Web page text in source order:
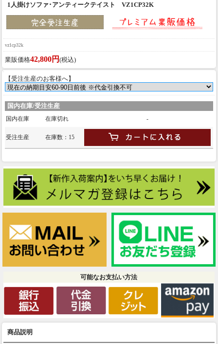
1人掛けソファ･アンティークテイスト VZ1CP32K
vz1cp32k
業販価格42,800円 (税込)
【受注生産のお客様へ】
国内在庫/受注生産
国内在庫 在庫切れ -
受注生産 在庫数：15
可能なお支払い方法
商品説明